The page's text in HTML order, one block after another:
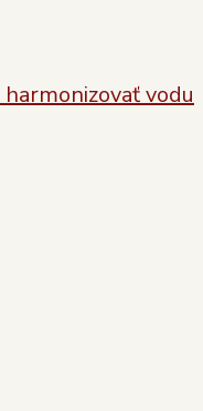
harmonizovať vodu